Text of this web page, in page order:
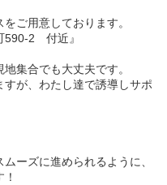
ご用意しております。
590-2 付近』
集合でも大丈夫です。
が、わたし達で誘導しサポ
ーズに進められるように、